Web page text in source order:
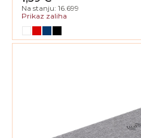
Na stanju: 16.699
Prikaz zaliha